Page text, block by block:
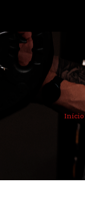
Início